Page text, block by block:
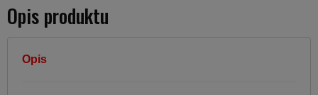
Opis produktu
Opis